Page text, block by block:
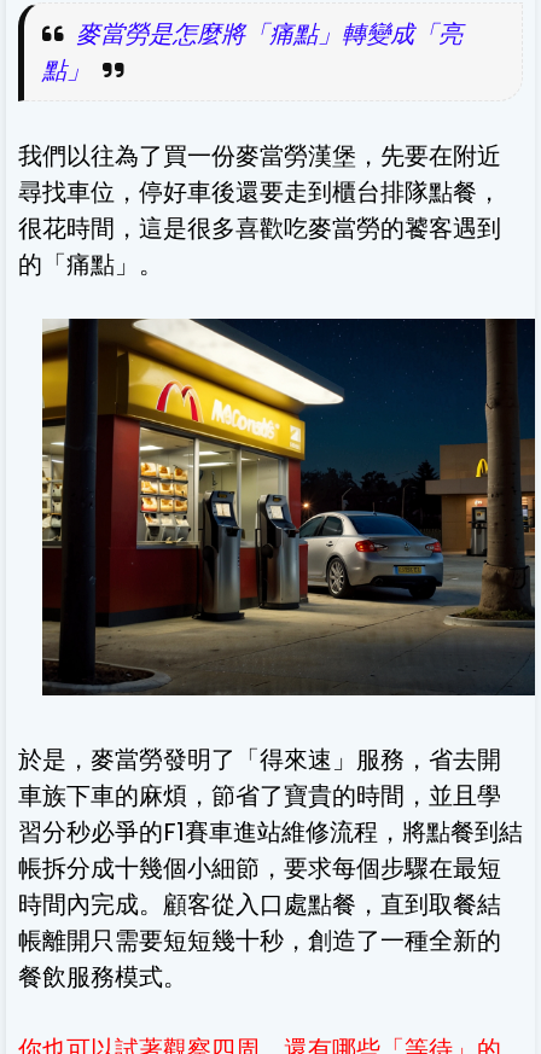
麥當勞是怎麼將「痛點」轉變成「亮
點」
我們以往為了買一份麥當勞漢堡，先要在附近
尋找車位，停好車後還要走到櫃台排隊點餐，
很花時間，這是很多喜歡吃麥當勞的饕客遇到
的「痛點」。
於是，麥當勞發明了「得來速」服務，省去開
車族下車的麻煩，節省了寶貴的時間，並且學
習分秒必爭的F1賽車進站維修流程，將點餐到結
帳拆分成十幾個小細節，要求每個步驟在最短
時間內完成。顧客從入口處點餐，直到取餐結
帳離開只需要短短幾十秒，創造了一種全新的
餐飲服務模式。